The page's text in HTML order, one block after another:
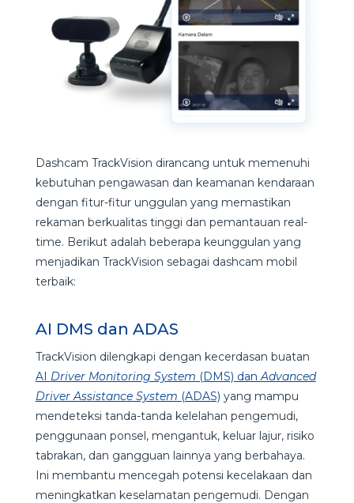
Dashcam TrackVision dirancang untuk memenuhi
kebutuhan pengawasan dan keamanan kendaraan
dengan fitur-fitur unggulan yang memastikan
rekaman berkualitas tinggi dan pemantauan real-
time. Berikut adalah beberapa keunggulan yang
menjadikan TrackVision sebagai dashcam mobil
terbaik:
AI DMS dan ADAS
TrackVision dilengkapi dengan kecerdasan buatan
AI Driver Monitoring System (DMS) danAdvanced
Driver Assistance System (ADAS) yang mampu
mendeteksi tanda-tanda kelelahan pengemudi,
penggunaan ponsel, mengantuk, keluar lajur, risiko
tabrakan, dan gangguan lainnya yang berbahaya.
Ini membantu mencegah potensi kecelakaan dan
meningkatkan keselamatan pengemudi. Dengan